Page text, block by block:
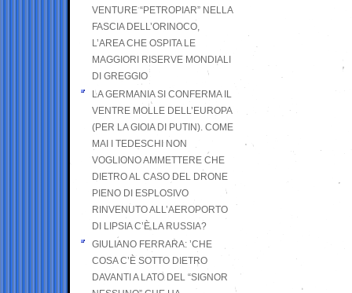
VENTURE “PETROPIAR” NELLA
FASCIA DELL’ORINOCO,
L’AREA CHE OSPITA LE
MAGGIORI RISERVE MONDIALI
DI GREGGIO
LA GERMANIA SI CONFERMA IL
VENTRE MOLLE DELL’EUROPA
(PER LA GIOIA DI PUTIN). COME
MAI I TEDESCHI NON
VOGLIONO AMMETTERE CHE
DIETRO AL CASO DEL DRONE
PIENO DI ESPLOSIVO
RINVENUTO ALL’AEROPORTO
DI LIPSIA C’È LA RUSSIA?
GIULIANO FERRARA: ’CHE
COSA C’È SOTTO DIETRO
DAVANTI A LATO DEL “SIGNOR